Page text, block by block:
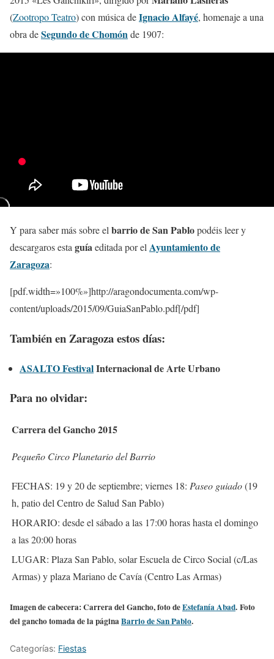
(Zootropo Teatro) con música deIgnacio Alfayé, homenaje a una
obra deSegundo de Chomónde 1907:
Y para saber más sobre elbarrio de San Pablopodéis leer y
descargaros estaguíaeditada por elAyuntamiento de
Zaragoza:
[pdf.width=»100%»]http://aragondocumenta.com/wp-
content/uploads/2015/09/GuiaSanPablo.pdf[/pdf]
También en Zaragoza estos días:
ASALTOFestivalInternacional de Arte Urbano
Para no olvidar:
Carrera del Gancho 2015
Pequeño Circo Planetario del Barrio
FECHAS: 19 y 20 de septiembre; viernes 18: Paseo guiado(19
h, patio del Centro de Salud San Pablo)
HORARIO: desde el sábado a las 17:00 horas hasta el domingo
a las 20:00 horas
LUGAR: Plaza San Pablo, solar Escuela de Circo Social (c/Las
Armas) y plaza Mariano de Cavía (Centro Las Armas)
Imagen de cabecera: Carrera del Gancho, foto deEstefanía Abad. Foto
del gancho tomada de la páginaBarrio de San Pablo.
Categorías: Fiestas